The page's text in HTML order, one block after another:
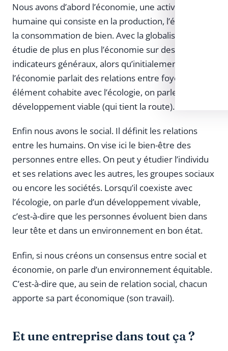
Nous avons d’abord l’économie, une activité
humaine qui consiste en la production, l’échange et
la consommation de bien. Avec la globalisation, on
étudie de plus en plus l’économie sur des
indicateurs généraux, alors qu’initialement
l’économie parlait des relations entre foyer. Si cet
élément cohabite avec l’écologie, on parle d’un
développement viable (qui tient la route).
Enfin nous avons le social. Il définit les relations
entre les humains. On vise ici le bien-être des
personnes entre elles. On peut y étudier l’individu
et ses relations avec les autres, les groupes sociaux
ou encore les sociétés. Lorsqu’il coexiste avec
l’écologie, on parle d’un développement vivable,
c’est-à-dire que les personnes évoluent bien dans
leur tête et dans un environnement en bon état.
Enfin, si nous créons un consensus entre social et
économie, on parle d’un environnement équitable.
C’est-à-dire que, au sein de relation social, chacun
apporte sa part économique (son travail).
Et une entreprise dans tout ça ?